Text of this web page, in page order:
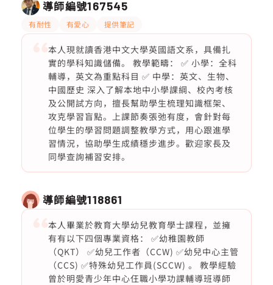
導師編號167545
有耐性 有愛心 提供筆記
本人現就讀香港中文大學英國語文系，具備扎
實的學科知識儲備。 教學範疇： ✅ 小學：全科
輔導，英文為重點科目 ✅ 中學：英文、生物、
中國歷史 深入了解本地中小學課綱、校內考核
及公開試方向，擅長幫助學生梳理知識框架、
攻克學習盲點。上課節奏張弛有度，會針對每
位學生的學習問題調整教學方式，用心跟進學
習情況，協助學生成績穩步進步。歡迎家長及
同學查詢補習安排。
導師編號118861
本人畢業於教育大學幼兒教育學士課程，並擁
有有以下四個專業資格： ✅幼稚園教師
（QKT） ✅幼兒工作者（CCW) ✅幼兒中心主管
（CCS) ✅特殊幼兒工作員(SCCW) 。 教學經驗
曾於明愛青少年中心仼職小學功課輔導班導師